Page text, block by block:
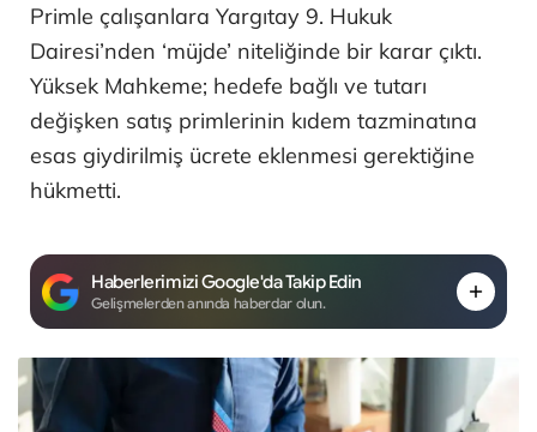
Primle çalışanlara Yargıtay 9. Hukuk
Dairesi’nden ‘müjde’ niteliğinde bir karar çıktı.
Yüksek Mahkeme; hedefe bağlı ve tutarı
değişken satış primlerinin kıdem tazminatına
esas giydirilmiş ücrete eklenmesi gerektiğine
hükmetti.
Haberlerimizi Google'da Takip Edin
Gelişmelerden anında haberdar olun.